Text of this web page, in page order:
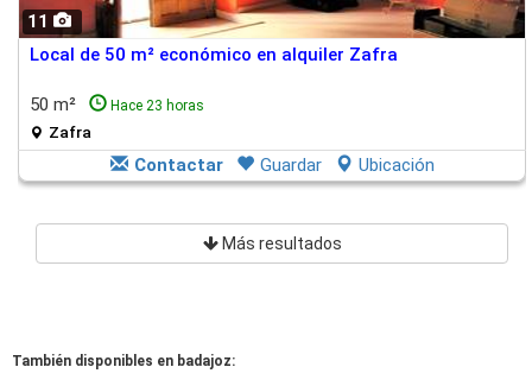
11
Local de 50 m² económico en alquiler Zafra
50 m² Hace 23 horas
Zafra
Contactar Guardar Ubicación
Más resultados
También disponibles en badajoz: